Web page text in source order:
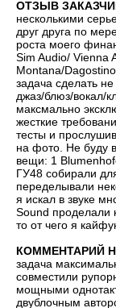
ОТЗЫВ
несколькими
друг друга по
роста моего
Sim Audio/ Vienna
Montana/
задача сделать
джаз/блюз/вокал/
максмально
жесткие
тесты и
на фото. Не буду
вещи: 1
ГУ48 собирали
переделывали
я искал в звуке
Sound проделали
то от чего я
КОММЕНТАРИЙ
задача
совместили
мощными
двублочным